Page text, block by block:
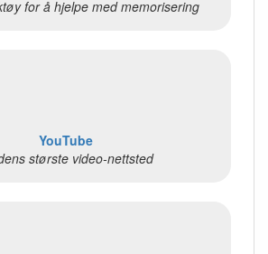
for å hjelpe med memorisering
YouTube
største video-nettsted